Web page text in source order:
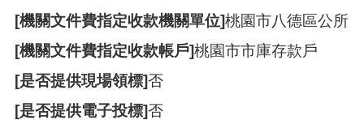
[機關文件費指定收款機關單位]桃園市八德區公所
[機關文件費指定收款帳戶]桃園市市庫存款戶
[是否提供現場領標]否
[是否提供電子投標]否